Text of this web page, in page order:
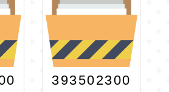
393502300